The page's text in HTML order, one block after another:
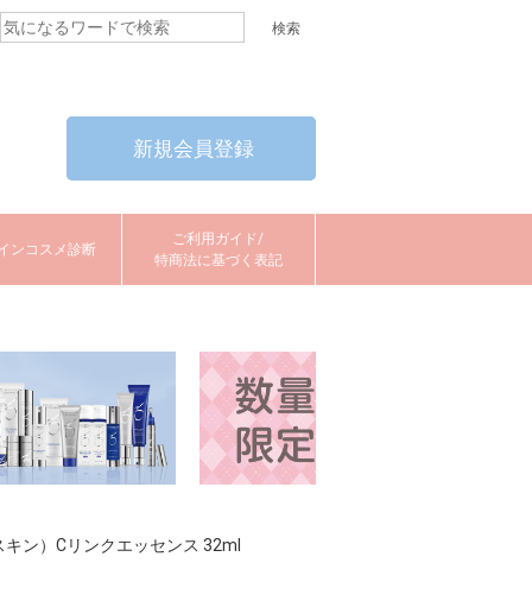
新規会員登録
ンコスメ診断
ご利用ガイド/
特商法に基づく表記
ン）Cリンクエッセンス 32ml